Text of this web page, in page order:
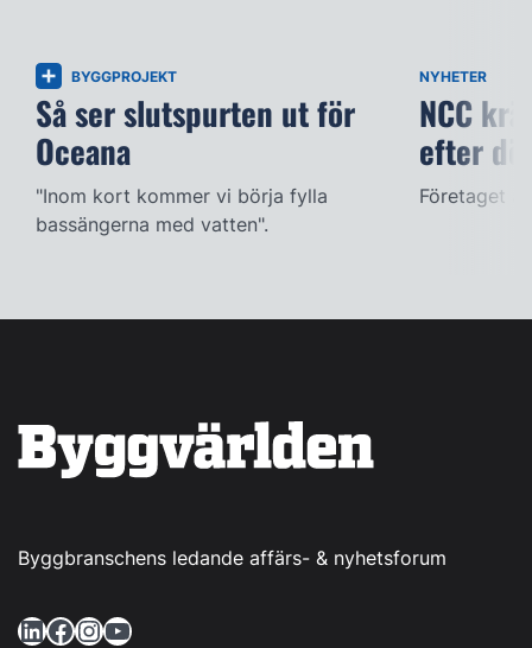
BYGGPROJEKT
Så ser slutspurten ut för
Oceana
"Inom kort kommer vi börja fylla
bassängerna med vatten".
NYHETER
NCC
efter
Företaget
Byggbranschens ledande affärs- & nyhetsforum
LinkedIn Facebook InstagramYouTube